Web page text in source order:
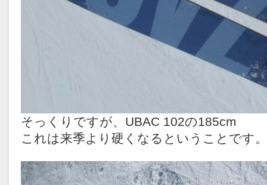
そっくりですが、UBAC 102の185cm
これは来季より硬くなるということです。